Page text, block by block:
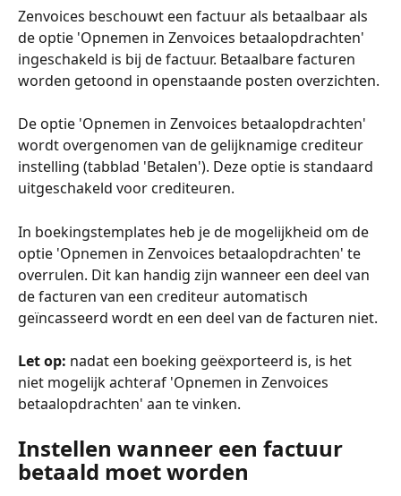
Zenvoices beschouwt een factuur als betaalbaar als
de optie 'Opnemen in Zenvoices betaalopdrachten'
ingeschakeld is bij de factuur. Betaalbare facturen
worden getoond in openstaande posten overzichten.
De optie 'Opnemen in Zenvoices betaalopdrachten'
wordt overgenomen van de gelijknamige crediteur
instelling (tabblad 'Betalen'). Deze optie is standaard
uitgeschakeld voor crediteuren.
In boekingstemplates heb je de mogelijkheid om de
optie 'Opnemen in Zenvoices betaalopdrachten' te
overrulen. Dit kan handig zijn wanneer een deel van
de facturen van een crediteur automatisch
geïncasseerd wordt en een deel van de facturen niet.
Let op: nadat een boeking geëxporteerd is, is het
niet mogelijk achteraf 'Opnemen in Zenvoices
betaalopdrachten' aan te vinken.
Instellen wanneer een factuur
betaald moet worden